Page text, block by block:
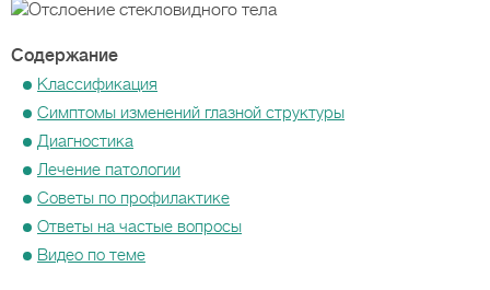
Содержание
Классификация
Симптомы изменений глазной структуры
Диагностика
Лечение патологии
Советы по профилактике
Ответы на частые вопросы
Видео по теме